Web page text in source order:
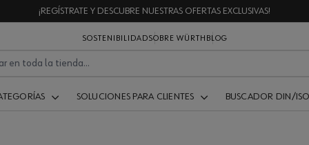
¡REGÍSTRATE Y DESCUBRE NUESTRAS OFERTAS EXCLUSIVAS!
SOSTENIBILIDADSOBRE WÜRTH BLOG
SOLUCIONES PARA CLIENTES BUSCADOR DIN/